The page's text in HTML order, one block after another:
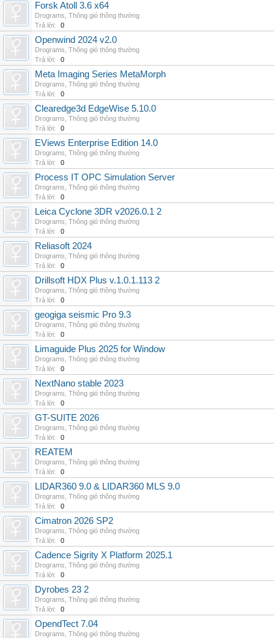
Forsk Atoll 3.6 x64
Drograms Thông gió thông thường
Trả lời:
0
Openwind 2024 v2.0
Drograms Thông gió thông thường
Trả lời:
0
Meta Imaging Series MetaMorph
Drograms Thông gió thông thường
Trả lời:
0
Clearedge3d EdgeWise 5.10.0
Drograms Thông gió thông thường
Trả lời:
0
EViews Enterprise Edition 14.0
Drograms Thông gió thông thường
Trả lời:
0
Process IT OPC Simulation Server
Drograms Thông gió thông thường
Trả lời:
0
Leica Cyclone 3DR v2026.0.1 2
Drograms Thông gió thông thường
Trả lời:
0
Reliasoft 2024
Drograms Thông gió thông thường
Trả lời:
0
Drillsoft HDX Plus v.1.0.1.113 2
Drograms Thông gió thông thường
Trả lời:
0
geogiga seismic Pro 9.3
Drograms Thông gió thông thường
Trả lời:
0
Limaguide Plus 2025 for Window
Drograms Thông gió thông thường
Trả lời:
0
NextNano stable 2023
Drograms Thông gió thông thường
Trả lời:
0
GT-SUITE 2026
Drograms Thông gió thông thường
Trả lời:
0
REATEM
Drograms Thông gió thông thường
Trả lời:
0
LIDAR360 9.0 & LIDAR360 MLS 9.0
Drograms Thông gió thông thường
Trả lời:
0
Cimatron 2026 SP2
Drograms Thông gió thông thường
Trả lời:
0
Cadence Sigrity X Platform 2025.1
Drograms Thông gió thông thường
Trả lời:
0
Dyrobes 23 2
Drograms Thông gió thông thường
Trả lời:
0
OpendTect 7.04
Drograms Thông gió thông thường